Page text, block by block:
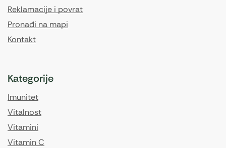
Reklamacije i povrat
Pronađi na mapi
Kontakt
Kategorije
Imunitet
Vitalnost
Vitamini
Vitamin C